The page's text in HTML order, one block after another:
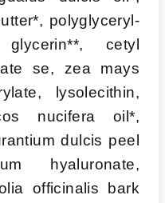
polyglyceryl-
cetyl
se, zea mays
lysolecithin,
nucifera oil*,
dulcis peel
hyaluronate,
officinalis bark